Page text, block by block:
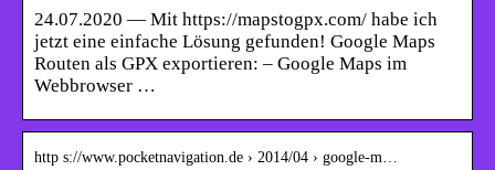
24.07.2020 — Mit https://mapstogpx.com/ habe ich
jetzt eine einfache Lösung gefunden! Google Maps
Routen als GPX exportieren: – Google Maps im
Webbrowser …
http s://www.pocketnavigation.de › 2014/04 › google-m…